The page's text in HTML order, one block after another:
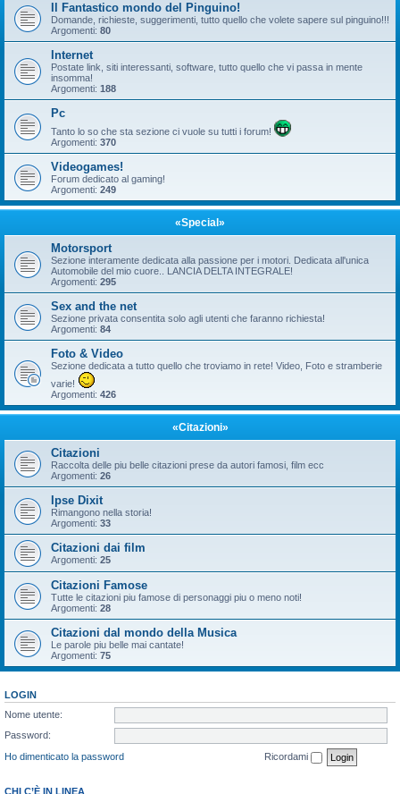
Il Fantastico mondo del Pinguino!
Domande, richieste, suggerimenti, tutto quello che volete sapere sul pinguino!!!
Argomenti: 80
Internet
Postate link, siti interessanti, software, tutto quello che vi passa in mente
insomma!
Argomenti: 188
Pc
Tanto lo so che sta sezione ci vuole su tutti i forum!
Argomenti: 370
Videogames!
Forum dedicato al gaming!
Argomenti: 249
«Special»
Motorsport
Sezione interamente dedicata alla passione per i motori. Dedicata all'unica
Automobile del mio cuore.. LANCIA DELTA INTEGRALE!
Argomenti: 295
Sex and the net
Sezione privata consentita solo agli utenti che faranno richiesta!
Argomenti: 84
Foto & Video
Sezione dedicata a tutto quello che troviamo in rete! Video, Foto e stramberie
varie!
Argomenti: 426
«Citazioni»
Citazioni
Raccolta delle piu belle citazioni prese da autori famosi, film ecc
Argomenti: 26
Ipse Dixit
Rimangono nella storia!
Argomenti: 33
Citazioni dai film
Argomenti: 25
Citazioni Famose
Tutte le citazioni piu famose di personaggi piu o meno noti!
Argomenti: 28
Citazioni dal mondo della Musica
Le parole piu belle mai cantate!
Argomenti: 75
LOGIN
Nome utente:
Password:
Ho dimenticato la password
Ricordami
CHI C’È IN LINEA